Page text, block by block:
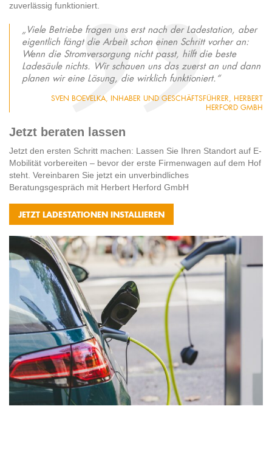
zuverlässig funktioniert.
„Viele Betriebe fragen uns erst nach der Ladestation, aber
eigentlich fängt die Arbeit schon einen Schritt vorher an:
Wenn die Stromversorgung nicht passt, hilft die beste
Ladesäule nichts. Wir schauen uns das zuerst an und dann
planen wir eine Lösung, die wirklich funktioniert.“
SVEN BOEVELKA, INHABER UND GESCHÄFTSFÜHRER, HERBERT
HERFORD GMBH
Jetzt beraten lassen
Jetzt den ersten Schritt machen: Lassen Sie Ihren Standort auf E-
Mobilität vorbereiten – bevor der erste Firmenwagen auf dem Hof
steht. Vereinbaren Sie jetzt ein unverbindliches
Beratungsgespräch mit Herbert Herford GmbH
JETZT LADESTATIONEN INSTALLIEREN